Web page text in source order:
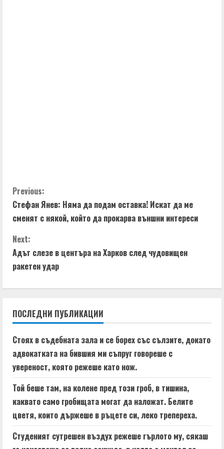
C
o
n
t
i
u
e
R
e
a
d
Previous:
Стефан Янев: Няма да подам оставка! Искат да ме
сменят с някой, който да прокарва външни интереси
Next:
Адът слезе в центъра на Харков след чудовищен
ракетен удар
ПОСЛЕДНИ ПУБЛИКАЦИИ
Стоях в съдебната зала и се борех със сълзите, докато
адвокатката на бившия ми съпруг говореше с
увереност, която режеше като нож.
Той беше там, на колене пред този гроб, в тишина,
каквато само гробищата могат да наложат. Белите
цветя, които държеше в ръцете си, леко трепереха.
Студеният сутрешен въздух режеше гърлото му, сякаш